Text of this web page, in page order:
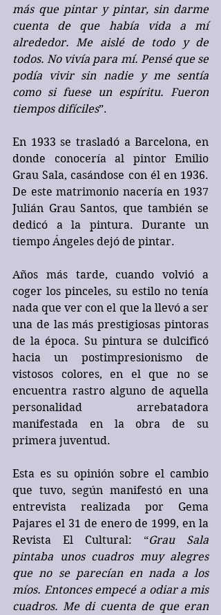
más que pintar y pintar, sin darme
cuenta de que había vida a mí
alrededor. Me aislé de todo y de
todos. No vivía para mí. Pensé que se
podía vivir sin nadie y me sentía
como si fuese un espíritu. Fueron
tiempos difíciles”.
En 1933 se trasladó a Barcelona, en
donde conocería al pintor Emilio
Grau Sala, casándose con él en 1936.
De este matrimonio nacería en 1937
Julián Grau Santos, que también se
dedicó a la pintura. Durante un
tiempo Ángeles dejó de pintar.
Años más tarde, cuando volvió a
coger los pinceles, su estilo no tenía
nada que ver con el que la llevó a ser
una de las más prestigiosas pintoras
de la época. Su pintura se dulcificó
hacia un postimpresionismo de
vistosos colores, en el que no se
encuentra rastro alguno de aquella
personalidad arrebatadora
manifestada en la obra de su
primera juventud.
Esta es su opinión sobre el cambio
que tuvo, según manifestó en una
entrevista realizada por Gema
Pajares el 31 de enero de 1999, en la
Revista El Cultural: “Grau Sala
pintaba unos cuadros muy alegres
que no se parecían en nada a los
míos. Entonces empecé a odiar a mis
cuadros. Me di cuenta de que eran